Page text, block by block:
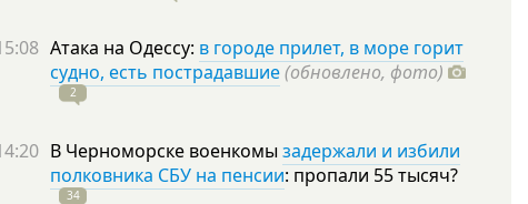
Атака на Одессу: в городе прилет, в море горит
судно, есть пострадавшие(обновлено, фото)
2
В Черноморске военкомы задержали и избили
полковника СБУ на пенсии: пропали 55тысяч?
34